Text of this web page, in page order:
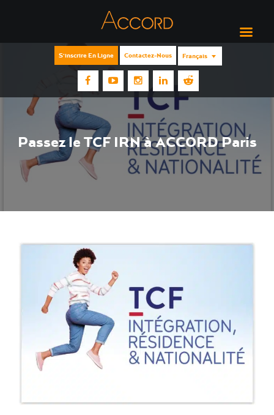
S'inscrire En Ligne Contactez-Nous Français
Passez le TCF IRN à ACCORD Paris